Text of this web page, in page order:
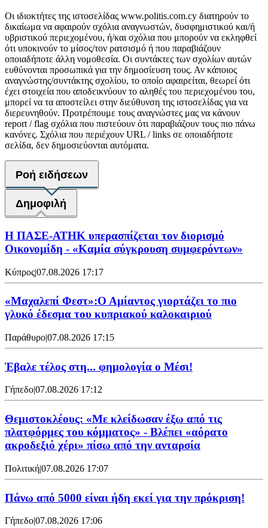
Οι ιδιοκτήτες της ιστοσελίδας www.politis.com.cy διατηρούν το
δικαίωμα να αφαιρούν σχόλια αναγνωστών, δυσφημιστικού και/ή
υβριστικού περιεχομένου, ή/και σχόλια που μπορούν να εκληφθεί
ότι υποκινούν το μίσος/τον ρατσισμό ή που παραβιάζουν
οποιαδήποτε άλλη νομοθεσία. Οι συντάκτες των σχολίων αυτών
ευθύνονται προσωπικά για την δημοσίευση τους. Αν κάποιος
αναγνώστης/συντάκτης σχολίου, το οποίο αφαιρείται, θεωρεί ότι
έχει στοιχεία που αποδεικνύουν το αληθές του περιεχομένου του,
μπορεί να τα αποστείλει στην διεύθυνση της ιστοσελίδας για να
διερευνηθούν. Προτρέπουμε τους αναγνώστες μας να κάνουν
report / flag σχόλια που πιστεύουν ότι παραβιάζουν τους πιο πάνω
κανόνες. Σχόλια που περιέχουν URL / links σε οποιαδήποτε
σελίδα, δεν δημοσιεύονται αυτόματα.
Ροή ειδήσεων
Δημοφιλή
Η ΠΑΣΕ-ΑΤΗΚ υπερασπίζεται τον διορισμό
Οικονομίδη - «Καμία σύγκρουση συμφερόντων»
Κύπρος|07.08.2026 17:17
«Μαχαλεπί Φεστ»:Ο Αμίαντος γιορτάζει το πιο
γλυκό έδεσμα του κυπριακού καλοκαιριού
Παράθυρο|07.08.2026 17:15
Έβαλε τέλος στη... φημολογία o Μέσι!
Γήπεδο|07.08.2026 17:12
Θεμιστοκλέους: «Με κλείδωσαν έξω από τις
πλατφόρμες του κόμματος» - Βλέπει «αόρατο
ακροδεξιό χέρι» πίσω από την ανταρσία
Πολιτική|07.08.2026 17:07
Πάνω από 5000 είναι ήδη εκεί για την πρόκριση!
Γήπεδο|07.08.2026 17:06